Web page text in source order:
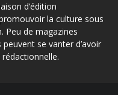
d’édition
la culture sous
Peu de magazines
se vanter d’avoir